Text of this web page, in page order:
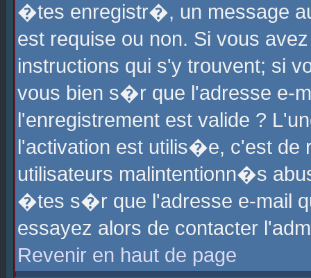
�tes enregistr�, un message
est requise ou non. Si vous
instructions qui s'y trouvent; si
vous bien s�r que l'adresse e-
l'enregistrement est valide ?
l'activation est utilis�e, c'est
utilisateurs malintentionn�s
�tes s�r que l'adresse e-mail
essayez alors de contacter
Revenir en haut de page